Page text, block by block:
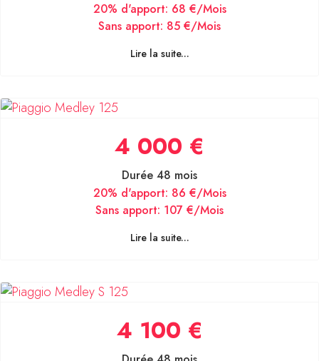
20% d'apport: 68 €/Mois
Sans apport: 85 €/Mois
Lire la suite...
4 000 €
Durée 48 mois
20% d'apport: 86 €/Mois
Sans apport: 107 €/Mois
Lire la suite...
4 100 €